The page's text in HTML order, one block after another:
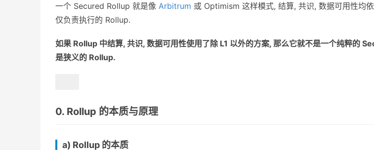
一个 Secured Rollup 就是像 Arbitrum 或 Optimism 这样模式, 结算, 共识, 数据可用性均
仅负责执行的 Rollup.
如果 Rollup 中结算, 共识, 数据可用性使用了除 L1 以外的方案, 那么它就不是一个纯粹的
是狭义的 Rollup.
0. Rollup 的本质与原理
a) Rollup 的本质